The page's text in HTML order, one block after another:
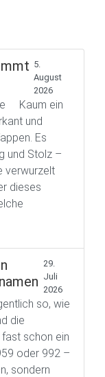
5.
August
2026
Kaum ein
und
Es
und Stolz –
verwurzelt
dieses
29.
Juli
2026
so, wie
die
schon ein
oder 992 –
sondern